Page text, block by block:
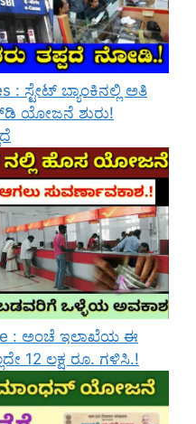
: ಸ್ಟೇಟ್ ಬ್ಯಾಂಕಿನಲ್ಲಿ ಅತಿ
ಯೋಜನೆ ಶುರು!
: ಅಂಚೆ ಇಲಾಖೆಯ ಈ
12 ಲಕ್ಷ ರೂ. ಗಳಿಸಿ.!